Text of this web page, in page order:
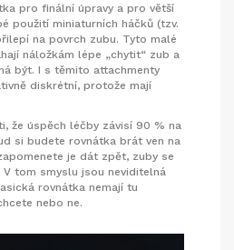
pro finální úpravy a pro větší
použití miniaturních háčků (tzv.
na povrch zubu. Tyto malé
náložkám lépe „chytit“ zub a
být. I s těmito attachmenty
diskrétní, protože mají
že úspěch léčby závisí 90 % na
si budete rovnátka brát ven na
je dát zpět, zuby se
tom smyslu jsou neviditelná
rovnátka nemají tu
nebo ne.